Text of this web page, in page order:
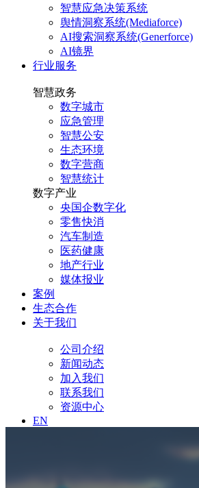
智慧应急决策系统
舆情洞察系统(Mediaforce)
AI搜索洞察系统(Generforce)
AI镜界
行业服务
智慧政务
数字城市
应急管理
智慧公安
生态环境
数字营商
智慧统计
数字产业
央国企数字化
零售快消
汽车制造
医药健康
地产行业
媒体报业
案例
生态合作
关于我们
公司介绍
新闻动态
加入我们
联系我们
资源中心
EN